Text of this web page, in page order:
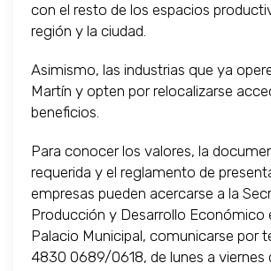
con el resto de los espacios
región y la ciudad.
Asimismo, las industrias que ya
Martín y opten por relocalizarse
beneficios.
Para conocer los valores, la
requerida y el reglamento de
empresas pueden acercarse a la
Producción y Desarrollo Económico
Palacio Municipal, comunicarse por
4830 0689/0618, de lunes a viernes